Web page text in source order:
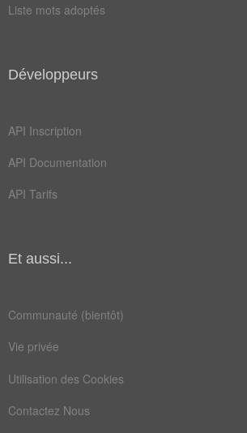
Liste mots adoptés
Développeurs
API Inscription
API Documentation
API Tarifs
Et aussi...
Communauté (bientôt)
Vie privée
Utilisation des Cookies
Contactez Nous